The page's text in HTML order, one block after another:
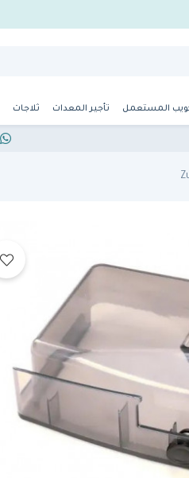
المستعمل تأجير المعدات ثلاجات